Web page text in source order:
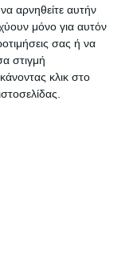
αρνηθείτε αυτήν
μόνο για αυτόν
σας ή να
στιγμή
κλικ στο